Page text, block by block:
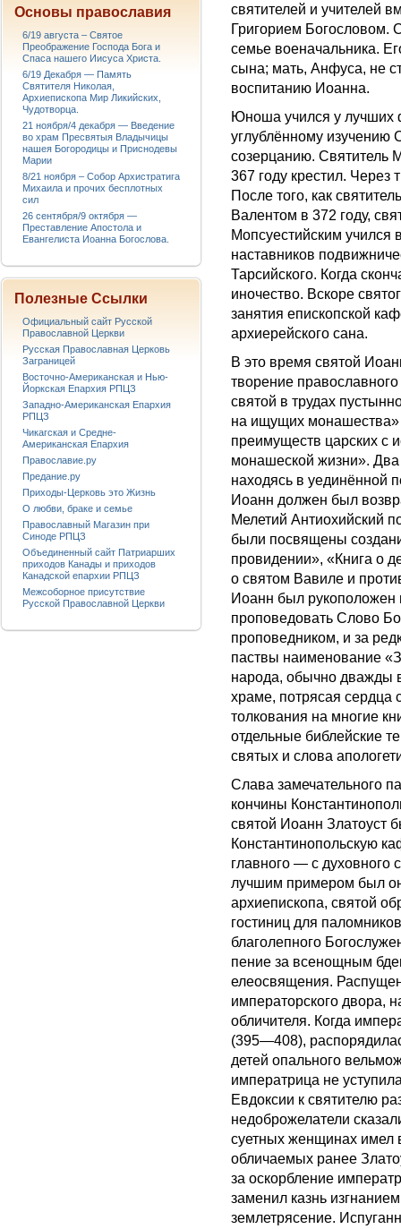
святителей и учителей
Григорием Богословом.
семье военачальника.
сына; мать, Анфуса, не
воспитанию Иоанна.
Юноша учился у лучших
углублённому
созерцанию. Святитель
367 году крестил. Через
После того, как
Валентом в 372 году,
Мопсуестийским учился
наставников
Тарсийского. Когда
иночество. Вскоре
занятия епископской
архиерейского сана.
В это время святой
творение
святой в трудах
на ищущих монашества»
преимуществ царских с
монашеской жизни».
находясь в уединённой
Иоанн должен был
Мелетий Антиохийский
были посвящены
провидении», «Книга о
о святом Вавиле и
Иоанн был рукоположен
проповедовать Слово
проповедником, и за
паствы наименование
народа, обычно дважды
храме, потрясая сердца
толкования на многие
отдельные библейские
святых и слова
Слава замечательного
кончины
святой Иоанн Златоуст
Константинопольскую
главного — с духовного
лучшим примером был
архиепископа, святой
гостиниц для
благолепного
пение за всенощным
елеосвящения.
императорского двора,
обличителя. Когда
(395—408),
детей опального
императрица не
Евдоксии к святителю
недоброжелатели
суетных женщинах имел
обличаемых ранее
за оскорбление
заменил казнь
землетрясение.
Основы православия
6/19 августа – Святое
Преображение Господа Бога и
Спаса нашего Иисуса Христа.
6/19 Декабря — Память
Святителя Николая,
Архиепископа Мир Ликийских,
Чудотворца.
21 ноября/4 декабря — Введение
во храм Пресвятыя Владычицы
нашея Богородицы и Приснодевы
Марии
8/21 ноября – Собор Архистратига
Михаила и прочих бесплотных
сил
26 сентября/9 октября —
Преставление Апостола и
Евангелиста Иоанна Богослова.
Полезные Ссылки
Официальный сайт Русской
Православной Церкви
Русская Православная Церковь
Заграницей
Восточно-Американская и Нью-
Йоркская Епархия РПЦЗ
Западно-Американская Епархия
РПЦЗ
Чикагская и Средне-
Американская Епархия
Православие.ру
Предание.ру
Приходы-Церковь это Жизнь
О любви, браке и семье
Православный Магазин при
Синоде РПЦЗ
Объединенный сайт Патриарших
приходов Канады и приходов
Канадской епархии РПЦЗ
Межсоборное присутствие
Русской Православной Церкви